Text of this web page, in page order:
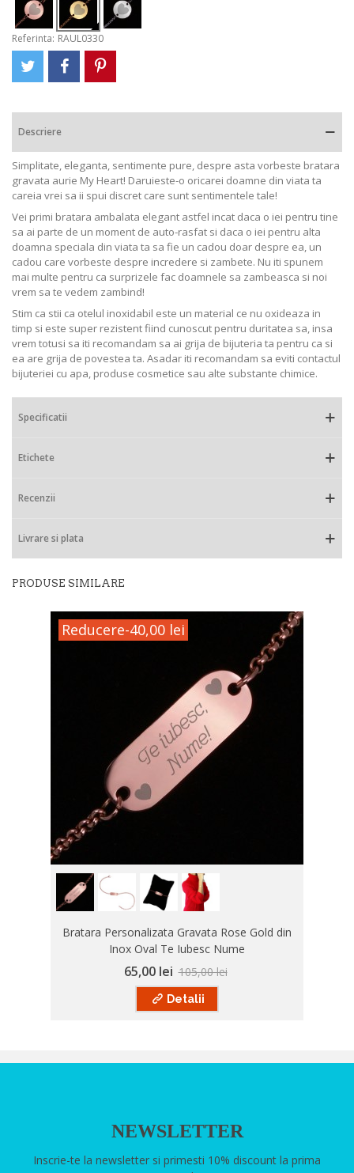
Referinta: RAUL0330
Descriere
Simplitate, eleganta, sentimente pure, despre asta vorbeste bratara
gravata aurie My Heart! Daruieste-o oricarei doamne din viata ta
careia vrei sa ii spui discret care sunt sentimentele tale!
Vei primi bratara ambalata elegant astfel incat daca o iei pentru tine
sa ai parte de un moment de auto-rasfat si daca o iei pentru alta
doamna speciala din viata ta sa fie un cadou doar despre ea, un
cadou care vorbeste despre incredere si zambete. Nu iti spunem
mai multe pentru ca surprizele fac doamnele sa zambeasca si noi
vrem sa te vedem zambind!
Stim ca stii ca otelul inoxidabil este un material ce nu oxideaza in
timp si este super rezistent fiind cunoscut pentru duritatea sa, insa
vrem totusi sa iti recomandam sa ai grija de bijuteria ta pentru ca si
ea are grija de povestea ta. Asadar iti recomandam sa eviti contactul
bijuteriei cu apa, produse cosmetice sau alte substante chimice.
Specificatii
Etichete
Recenzii
Livrare si plata
PRODUSE SIMILARE
Reducere-40,00 lei
Bratara Personalizata Gravata Rose Gold din
Inox Oval Te Iubesc Nume
65,00 lei 105,00 lei
Detalii
NEWSLETTER
Inscrie-te la newsletter si primesti 10% discount la prima